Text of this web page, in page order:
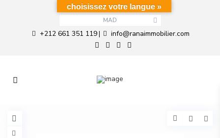
MAD
+212 661 351 119| info@ranaimmobilier.com
choisissez votre langue »